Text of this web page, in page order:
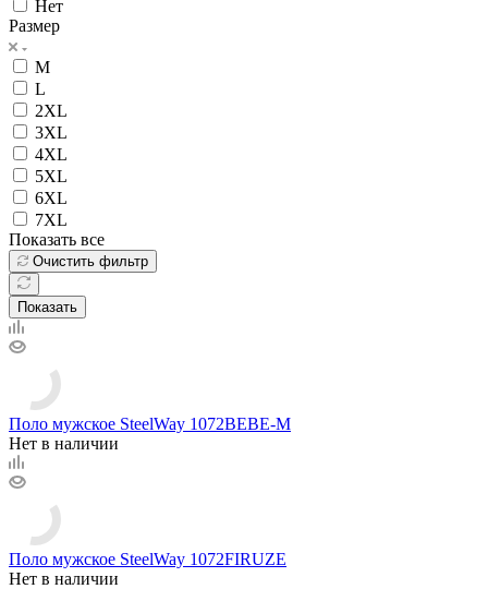
Нет
Размер
M
L
2XL
3XL
4XL
5XL
6XL
7XL
Показать все
Очистить фильтр
Показать
Поло мужское SteelWay 1072BEBE-M
Нет в наличии
Поло мужское SteelWay 1072FIRUZE
Нет в наличии